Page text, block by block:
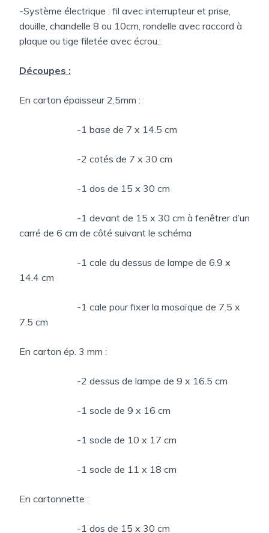
-Système électrique : fil avec interrupteur et prise,
douille, chandelle 8 ou 10cm, rondelle avec raccord à
plaque ou tige filetée avec écrou.:
Découpes :
En carton épaisseur 2,5mm :
-1 base de 7 x 14.5 cm
-2 cotés de 7 x 30 cm
-1 dos de 15 x 30 cm
-1 devant de 15 x 30 cm à fenêtrer d’un
carré de 6 cm de côté suivant le schéma
-1 cale du dessus de lampe de 6.9 x
14.4 cm
-1 cale pour fixer la mosaïque de 7.5 x
7.5 cm
En carton ép. 3 mm :
-2 dessus de lampe de 9 x 16.5 cm
-1 socle de 9 x 16 cm
-1 socle de 10 x 17 cm
-1 socle de 11 x 18 cm
En cartonnette :
-1 dos de 15 x 30 cm